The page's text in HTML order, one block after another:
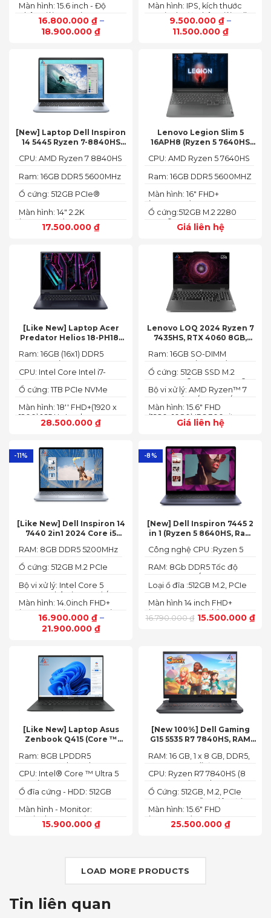
16.800.000 ₫–
18.900.000 ₫
Màn hình: 15.6 inch - Độ
phân giải: FHD+ (1920 x
1200 px)
9.500.000 ₫ –
11.500.000 ₫
Màn hình: IPS, kích thước
14.0 inch, độ phân giải Full
HD (1920 x 1080)
[New] Laptop Dell Inspiron
14 5445 Ryzen 7-8840HS
Radeon 780M Màn 14inch
17.500.000 ₫
Màn hình: 14" 2.2K
(2240X1400)
Ổ cứng: 512GB PCIe®
Ram: 16GB DDR5 5600MHz
CPU: AMD Ryzen 7 8840HS
Lenovo Legion Slim 5
16APH8 (Ryzen 5 7640HS
4060 16″ FHD+ 144Hz)
Giá liên hệ
Ổ cứng:512GB M.2 2280
PCIe® 4.0 x4 SSD
Màn hình: 16" FHD+
(1920x1200) IPS
Ram: 16GB DDR5 5600MHZ
CPU: AMD Ryzen 5 7640HS
[Like New] Laptop Acer
Predator Helios 18-PH18-
13700HX, RTX 4060 8GB,
165HZ)
28.500.000 ₫
Màn hình: 18'' FHD+(1920 x
1200) 165 Hz In-plane
Switching (IPS)
Ổ cứng: 1TB PCIe NVMe
CPU: Intel Core Intel i7-
GHz 30MB
Ram: 16GB (16x1) DDR5
4800MHz (2x SO-DIMM
socket, up to 32GB
SDRAM)
Lenovo LOQ 2024 Ryzen 7
7435HS, RTX 4060 8GB,
144Hz, 100% sRGB
Giá liên hệ
Màn hình: 15.6" FHD
(1920x1080) IPS 300nits
Anti-glare, 100% sRGB,
Bộ vi xử lý: AMD Ryzen™ 7
74355HS (8C / 16T, 3.8 /
5.1GHz, 8MB L2 / 16MB L3)
Ổ cứng: 512GB SSD M.2
2242 PCIe® 4.0x4 NVMe®
(2 slots nvme)
Ram: 16GB SO-DIMM
DDR5-5600 (max 64)
-11%
[Like New] Dell Inspiron 14
7440 2in1 2024 Core i5
FHD+
16.900.000 ₫–
21.900.000 ₫
Màn hình: 14.0inch FHD+
(1920 x 1200) 60Hz,250 nits
Bộ vi xử lý: Intel Core 5
120U, 10 nhân (2P + 8E) / 12
luồng
Ổ cứng: 512GB M.2 PCIe
RAM: 8GB DDR5 5200MHz
-8%
[New] Dell Inspiron 7445 2
in 1 (Ryzen 5 8640HS, Ram
Radeon,14 FHD+ Touch)
16.790.000₫ 15.500.000 ₫
Màn hình 14 inch FHD+
(1920 x 1200 pixels)
Loại ổ đĩa :512GB M.2, PCIe
RAM: 8Gb DDR5 Tốc độ
BUS :5200MT/s
Công nghệ CPU :Ryzen 5
[Like New] Laptop Asus
Zenbook Q415 (Core ™
512GB, 14.0inch WUXGA
OLED, Win 11)
15.900.000 ₫
Màn hình - Monitor:
14.0inch WUXGA (1920 x
1200) 16:10, OLED, 500 nits,
Ổ đĩa cứng - HDD: 512GB
CPU: Intel® Core ™ Ultra 5
125H (3.60GHz up to
4.50GHz, 18MB Cache)
Ram: 8GB LPDDR5
7467MHz on board
[New 100%] Dell Gaming
G15 5535 R7 7840HS, RAM
8G, 15.6-inch FHD 165Hz
Windows 11 Dark Shadow
Gray
25.500.000 ₫
Màn hình: 15.6" FHD
(1920x1080) 165Hz, 3ms,
sRGB-100%,
Ổ Cứng: 512GB, M.2, PCIe
NVMe, SSD-Hỗ trợ lên đến
4 TB (2 khe SSD)
CPU: Ryzen R7 7840HS (8
Cores, 16 Threads, 24MB
Cache, 3.80 GHz up to 5.1
RAM: 16 GB, 1 x 8 GB, DDR5,
4800 MHz -Tối đa 32GB
LOAD MORE PRODUCTS
Tin liên quan